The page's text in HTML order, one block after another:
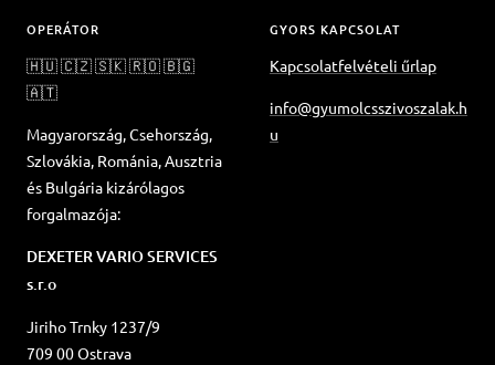
OPERÁTOR
🇭🇺 🇨🇿 🇸🇰 🇷🇴 🇧🇬
🇦🇹
Magyarország, Csehország,
Szlovákia, Románia, Ausztria
és Bulgária kizárólagos
forgalmazója:
DEXETER VARIO SERVICES
s.r.o
Jiriho Trnky 1237/9
709 00 Ostrava
GYORS KAPCSOLAT
Kapcsolatfelvételi űrlap
info@gyumolcsszivoszalak.h
u